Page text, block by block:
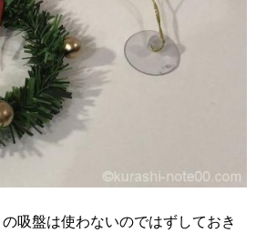
吸盤は使わないのではずしておき